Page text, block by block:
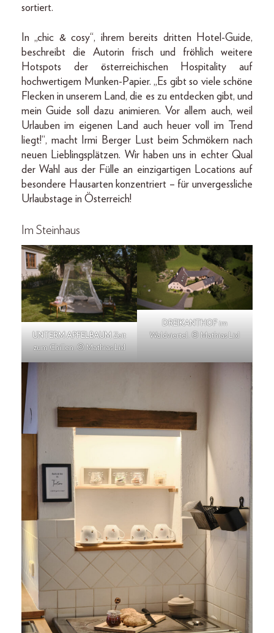
sortiert.
In „chic & cosy“, ihrem bereits dritten Hotel-Guide,
beschreibt die Autorin frisch und fröhlich weitere
Hotspots der österreichischen Hospitality auf
hochwertigem Munken-Papier. „Es gibt so viele schöne
Flecken in unserem Land, die es zu entdecken gibt, und
mein Guide soll dazu animieren. Vor allem auch, weil
Urlauben im eigenen Land auch heuer voll im Trend
liegt!“, macht Irmi Berger Lust beim Schmökern nach
neuen Lieblingsplätzen. Wir haben uns in echter Qual
der Wahl aus der Fülle an einzigartigen Locations auf
besondere Hausarten konzentriert – für unvergessliche
Urlaubstage in Österreich!
Im Steinhaus
UNTERM APFELBAUM Zeit
zum Chillen. © Mathias Lixl
DREIKANTHOF im
Waldviertel. © Mathias Lixl